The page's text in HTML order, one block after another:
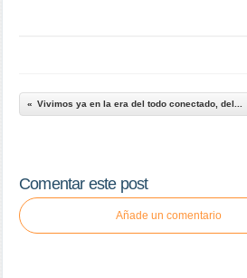
Vivimos ya en la era del todo conectado, del...
Comentar este post
Añade un comentario